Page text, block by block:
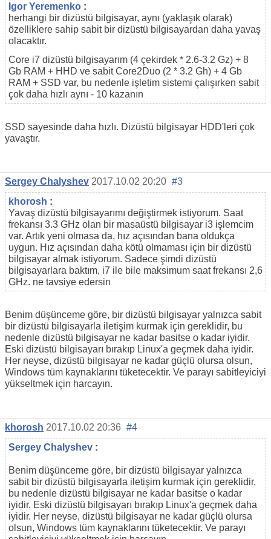
Igor Yeremenko :
herhangi bir dizüstü bilgisayar, aynı (yaklaşık olarak)
özelliklere sahip sabit bir dizüstü bilgisayardan daha yavaş
olacaktır.
Core i7 dizüstü bilgisayarım (4 çekirdek * 2.6-3.2 Gz) + 8
Gb RAM + HHD ve sabit Core2Duo (2 * 3.2 Gh) + 4 Gb
RAM + SSD var, bu nedenle işletim sistemi çalışırken sabit
çok daha hızlı aynı - 10 kazanın
SSD sayesinde daha hızlı. Dizüstü bilgisayar HDD'leri çok
yavaştır.
Sergey Chalyshev 2017.10.02 20:20 #3
khorosh :
Yavaş dizüstü bilgisayarımı değiştirmek istiyorum. Saat
frekansı 3.3 GHz olan bir masaüstü bilgisayar i3 işlemcim
var. Artık yeni olmasa da, hız açısından bana oldukça
uygun. Hız açısından daha kötü olmaması için bir dizüstü
bilgisayar almak istiyorum. Sadece şimdi dizüstü
bilgisayarlara baktım, i7 ile bile maksimum saat frekansı 2,6
GHz. ne tavsiye edersin
Benim düşünceme göre, bir dizüstü bilgisayar yalnızca sabit
bir dizüstü bilgisayarla iletişim kurmak için gereklidir, bu
nedenle dizüstü bilgisayar ne kadar basitse o kadar iyidir.
Eski dizüstü bilgisayarı bırakıp Linux'a geçmek daha iyidir.
Her neyse, dizüstü bilgisayar ne kadar güçlü olursa olsun,
Windows tüm kaynaklarını tüketecektir. Ve parayı sabitleyiciyi
yükseltmek için harcayın.
khorosh 2017.10.02 20:36 #4
Sergey Chalyshev :
Benim düşünceme göre, bir dizüstü bilgisayar yalnızca
sabit bir dizüstü bilgisayarla iletişim kurmak için gereklidir,
bu nedenle dizüstü bilgisayar ne kadar basitse o kadar
iyidir. Eski dizüstü bilgisayarı bırakıp Linux'a geçmek daha
iyidir. Her neyse, dizüstü bilgisayar ne kadar güçlü olursa
olsun, Windows tüm kaynaklarını tüketecektir. Ve parayı